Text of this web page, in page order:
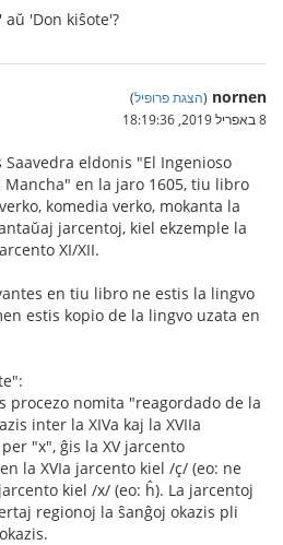
'Don kiŝote'?
nornen
(הצגת פרופיל)
8 באפריל 2019, 18:19:36
eldonis "El Ingenioso
Mancha" en la jaro 1605, tiu libro
komedia verko, mokanta la
jarcentoj, kiel ekzemple la
XI/XII.
en tiu libro ne estis la lingvo
estis kopio de la lingvo uzata en
procezo nomita "reagordado de la
inter la XIVa kaj la XVIIa
"x", ĝis la XV jarcento
la XVIa jarcento kiel /ç/ (eo: ne
kiel /x/ (eo: ĥ). La jarcentoj
regionoj la ŝanĝoj okazis pli